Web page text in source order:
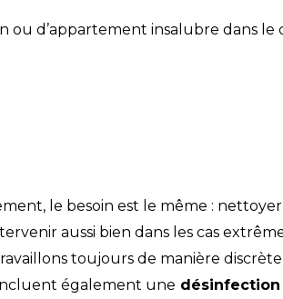
d’appartement insalubre dans le
le besoin est le même :
aussi bien dans les cas
toujours de manière
également une